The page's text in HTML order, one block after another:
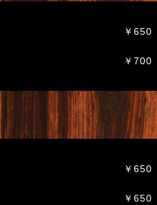
￥650
￥700
￥650
￥650